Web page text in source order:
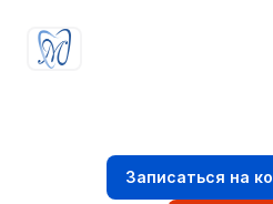
Записаться на